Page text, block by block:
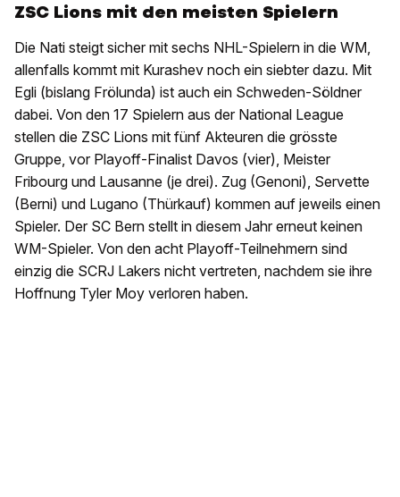
ZSC Lions mit den meisten Spielern
Die Nati steigt sicher mit sechs NHL-Spielern in die WM,
allenfalls kommt mit Kurashev noch ein siebter dazu. Mit
Egli (bislang Frölunda) ist auch ein Schweden-Söldner
dabei. Von den 17 Spielern aus der National League
stellen die ZSC Lions mit fünf Akteuren die grösste
Gruppe, vor Playoff-Finalist Davos (vier), Meister
Fribourg und Lausanne (je drei). Zug (Genoni), Servette
(Berni) und Lugano (Thürkauf) kommen auf jeweils einen
Spieler. Der SC Bern stellt in diesem Jahr erneut keinen
WM-Spieler. Von den acht Playoff-Teilnehmern sind
einzig die SCRJ Lakers nicht vertreten, nachdem sie ihre
Hoffnung Tyler Moy verloren haben.